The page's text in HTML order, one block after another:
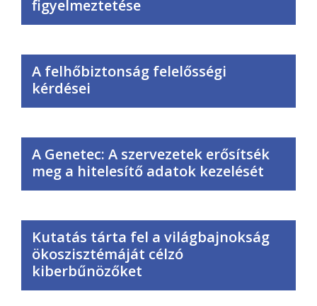
figyelmeztetése
A felhőbiztonság felelősségi
kérdései
A Genetec: A szervezetek erősítsék
meg a hitelesítő adatok kezelését
Kutatás tárta fel a világbajnokság
ökoszisztémáját célzó
kiberbűnözőket